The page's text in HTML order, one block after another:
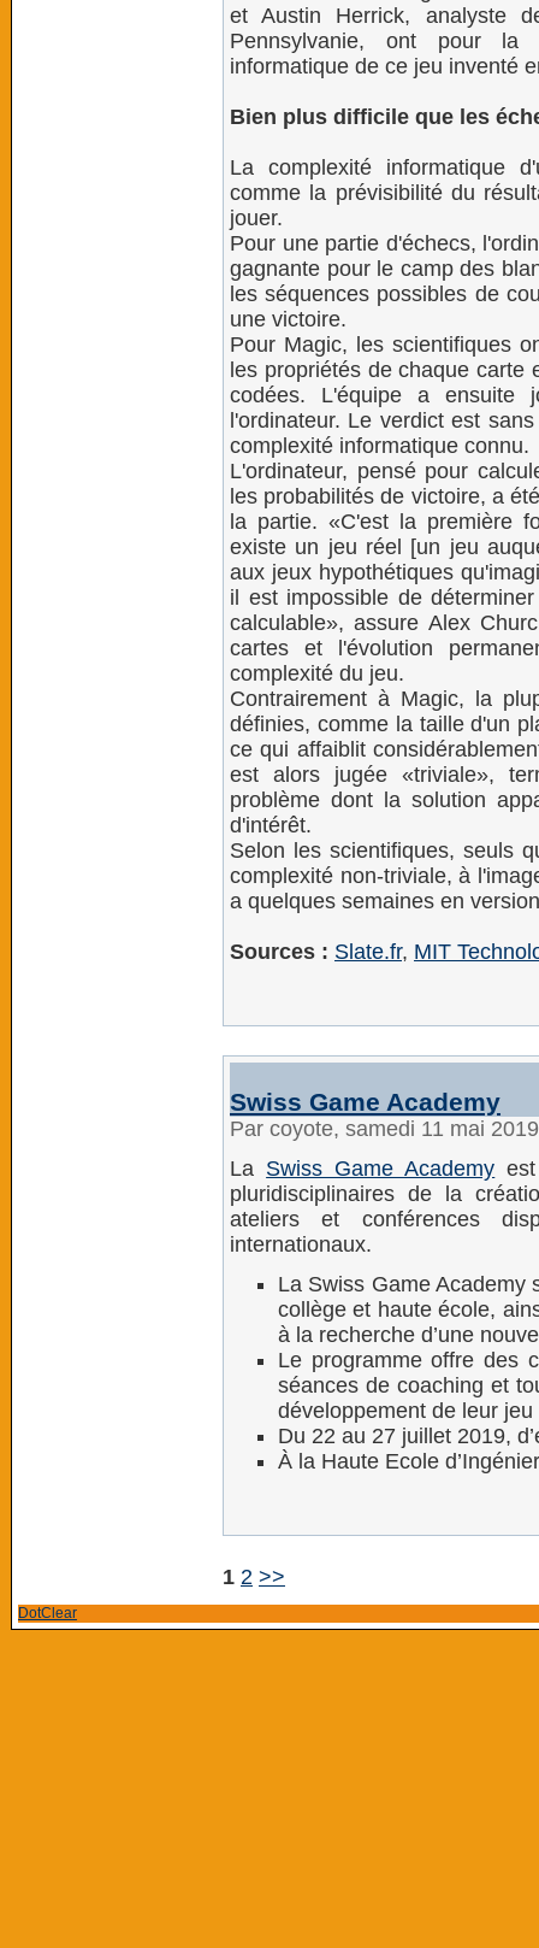
et Austin Herrick, analyste
Pennsylvanie, ont pour la
informatique de ce jeu inventé
Bien plus difficile que les
La complexité informatique
comme la prévisibilité du
jouer.
Pour une partie d'échecs,
gagnante pour le camp des
les séquences possibles de
une victoire.
Pour Magic, les scientifiques
les propriétés de chaque
codées. L'équipe a ensuite
l'ordinateur. Le verdict est
complexité informatique connu.
L'ordinateur, pensé pour
les probabilités de victoire, a
la partie. «C'est la première
existe un jeu réel [un jeu
aux jeux hypothétiques
il est impossible de
calculable», assure Alex
cartes et l'évolution
complexité du jeu.
Contrairement à Magic, la
définies, comme la taille d'un
ce qui affaiblit
est alors jugée «triviale»,
problème dont la solution
d'intérêt.
Selon les scientifiques, seuls
complexité non-triviale, à
a quelques semaines en
Sources : Slate.fr, MIT
Swiss Game Academy
Par coyote, samedi 11 mai
La Swiss Game Academy
pluridisciplinaires de la
ateliers et conférences
internationaux.
La Swiss Game Academy
collège et haute école,
à la recherche d’une
Le programme offre des
séances de coaching et
développement de leur
Du 22 au 27 juillet 2019,
À la Haute Ecole
1 2 >>
DotClear